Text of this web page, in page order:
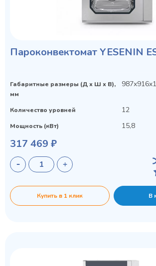
Пароконвектомат YESENIN
Габаритные размеры (Д х Ш х В),
мм
Количество уровней 12
Мощность (кВт) 15,8
317 469 ₽
Купить в 1 клик В